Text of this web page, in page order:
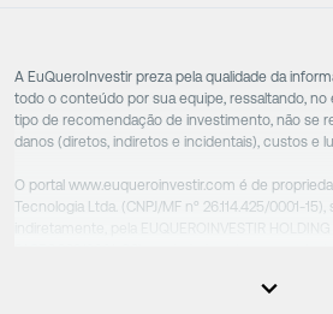
A EuQueroInvestir preza pela qualidade da
todo o conteúdo por sua equipe, ressaltando,
tipo de recomendação de investimento, não se
danos (diretos, indiretos e incidentais), custos e
O portal www.euqueroinvestir.com é de
Tecnologia Ltda. (CNPJ/MF nº 26.114.425/0001-
responsáveis tecnicamente são totalmente